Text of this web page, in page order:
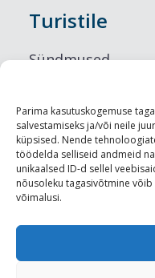
Parima kasutuskogemuse
salvestamiseks ja/või neile
küpsised. Nende
töödelda selliseid andmeid
unikaalsed ID-d sellel
nõusoleku tagasivõtmine
võimalusi.
Turistile
Sündmused
Maitseelamused
Visit Tallinn